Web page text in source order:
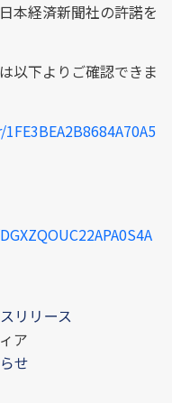
本経済新聞社の許諾を
以下よりご確認できま
リリース
ア
せ